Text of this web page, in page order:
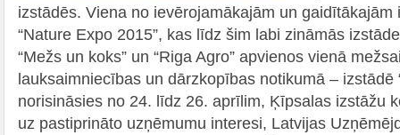
izstādēs. Viena no ievērojamākajām un gaidītākajām
“Nature Expo 2015”, kas līdz šim labi zināmās
“Mežs un koks” un “Riga Agro” apvienos vienā
lauksaimniecības un dārzkopības notikumā – izstādē
norisināsies no 24. līdz 26. aprīlim, Ķīpsalas izstāžu
uz pastiprināto uzņēmumu interesi, Latvijas